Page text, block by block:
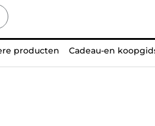
producten Cadeau-en